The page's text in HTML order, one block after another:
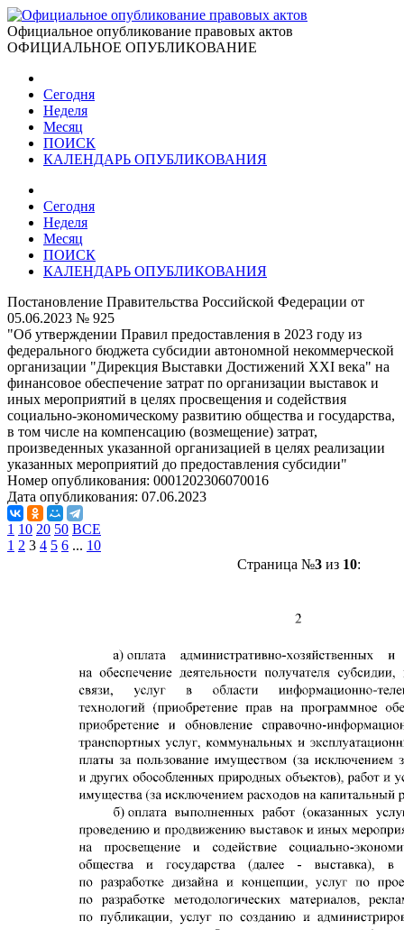
Официальное опубликование правовых актов
ОФИЦИАЛЬНОЕ ОПУБЛИКОВАНИЕ
Сегодня
Неделя
Месяц
ПОИСК
КАЛЕНДАРЬ ОПУБЛИКОВАНИЯ
Сегодня
Неделя
Месяц
ПОИСК
КАЛЕНДАРЬ ОПУБЛИКОВАНИЯ
Постановление Правительства Российской Федерации от
05.06.2023 № 925
"Об утверждении Правил предоставления в 2023 году из
федерального бюджета субсидии автономной некоммерческой
организации "Дирекция Выставки Достижений XXI века" на
финансовое обеспечение затрат по организации выставок и
иных мероприятий в целях просвещения и содействия
социально-экономическому развитию общества и государства,
в том числе на компенсацию (возмещение) затрат,
произведенных указанной организацией в целях реализации
указанных мероприятий до предоставления субсидии"
Номер опубликования: 0001202306070016
Дата опубликования: 07.06.2023
1 10 20 50 ВСЕ
1 2 3 4 5 6 ... 10
Страница №3из 10: